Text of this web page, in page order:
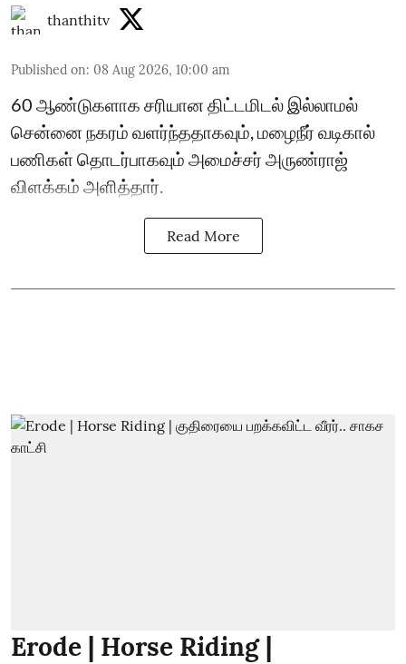
thanthitv
Published on: 08 Aug 2026, 10:00 am
60 ஆண்டுகளாக சரியான திட்டமிடல் இல்லாமல்
சென்னை நகரம் வளர்ந்ததாகவும், மழைநீர் வடிகால்
பணிகள் தொடர்பாகவும் அமைச்சர் அருண்ராஜ்
விளக்கம் அளித்தார்.
Read More
Erode | Horse Riding |